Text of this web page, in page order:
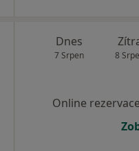
Dnes
7 Srpen 8
Online